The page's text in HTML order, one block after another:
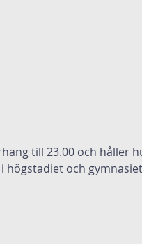
till 23.00 och håller
högstadiet och